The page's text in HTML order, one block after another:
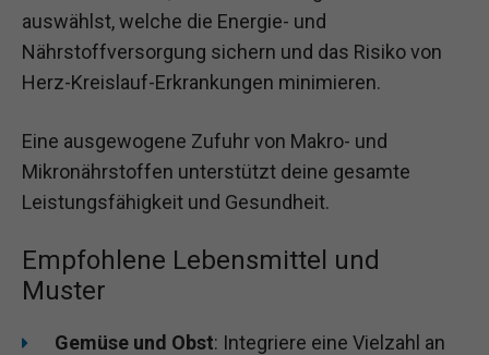
auswählst, welche die Energie- und
Nährstoffversorgung sichern und das Risiko von
Herz-Kreislauf-Erkrankungen minimieren.
Eine ausgewogene Zufuhr von Makro- und
Mikronährstoffen unterstützt deine gesamte
Leistungsfähigkeit und Gesundheit.
Empfohlene Lebensmittel und
Muster
Gemüse und Obst: Integriere eine Vielzahl an